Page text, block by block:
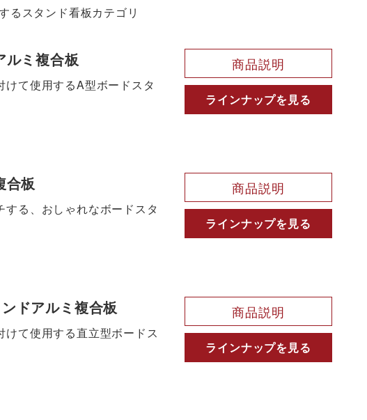
るスタンド看板カテゴリ
ルミ複合板
て使用するA型ボードスタ
商品説明
ラインナップを見る
合板
る、おしゃれなボードスタ
商品説明
ラインナップを見る
ドアルミ複合板
て使用する直立型ボードス
商品説明
ラインナップを見る